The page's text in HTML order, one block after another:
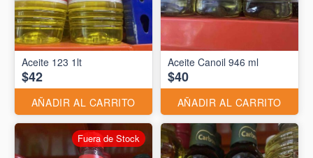
Aceite 123 1lt
$42
AÑADIR AL CARRITO
Aceite Canoil 946 ml
$40
AÑADIR AL CARRITO
Fuera de Stock